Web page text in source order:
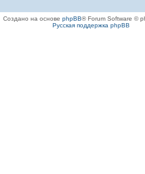
Создано на основе phpBB® Forum Software ©
Русская поддержка phpBB